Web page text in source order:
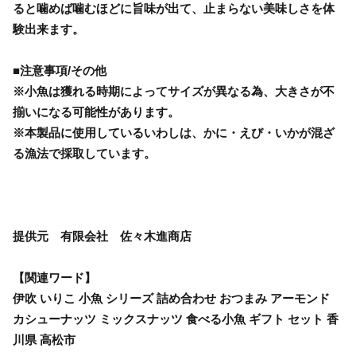
ると噛めば噛むほどに旨味が出て、止まらない美味しさを体
験出来ます。
■注意事項/その他
※小魚は獲れる時期によってサイズが異なる為、大きさが不
揃いになる可能性があります。
※本製品に使用しているいわしは、かに・えび・いかが混ざ
る漁法で採取しています。
提供元 有限会社 佐々木進商店
【関連ワード】
伊吹 いりこ 小魚 シリーズ 詰め合わせ おつまみ アーモンド
カシューナッツ ミックスナッツ 食べる小魚 ギフト セット 香
川県 高松市